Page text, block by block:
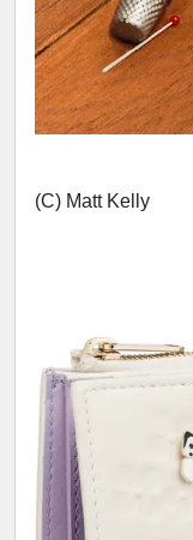
(C) Matt Kelly